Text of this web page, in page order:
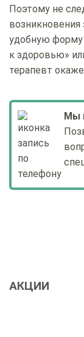
Поэтому не
возникновения
удобную форму
к здоровью»
терапевт
Мы
АКЦИИ